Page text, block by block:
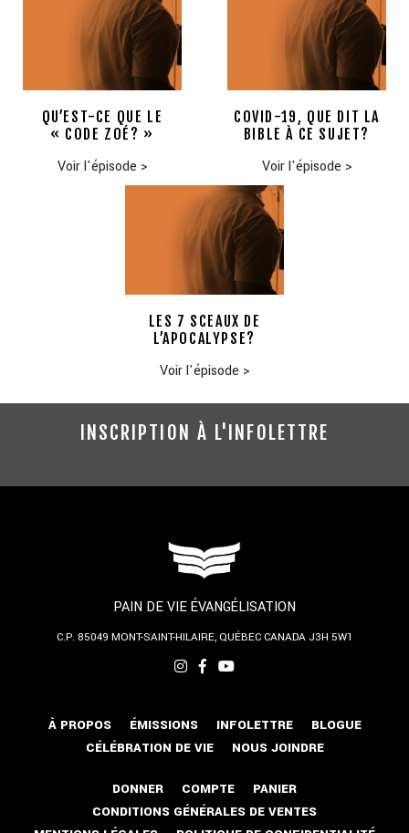
QU’EST-CE QUE LE
« CODE ZOÉ? »
Voir l'épisode >
COVID-19, QUE DIT LA
BIBLE À CE SUJET?
Voir l'épisode >
LES 7 SCEAUX DE
L’APOCALYPSE?
Voir l'épisode >
INSCRIPTION À L'INFOLETTRE
PAIN DE VIE ÉVANGÉLISATION
C.P. 85049 MONT-SAINT-HILAIRE, QUÉBECCANADA J3H 5W1
À PROPOS ÉMISSIONS INFOLETTRE
BLOGUE
CÉLÉBRATION DE VIE
NOUS JOINDRE
DONNER COMPTE
PANIER
CONDITIONS GÉNÉRALES DE VENTES